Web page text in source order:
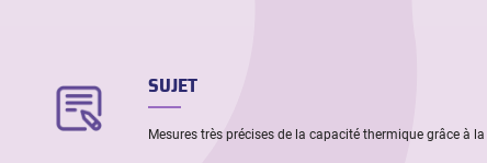
SUJET
Mesures très précises de la capacité thermique grâce à